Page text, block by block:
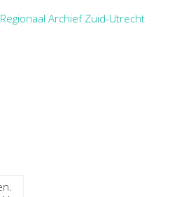
Archief Zuid-Utrecht